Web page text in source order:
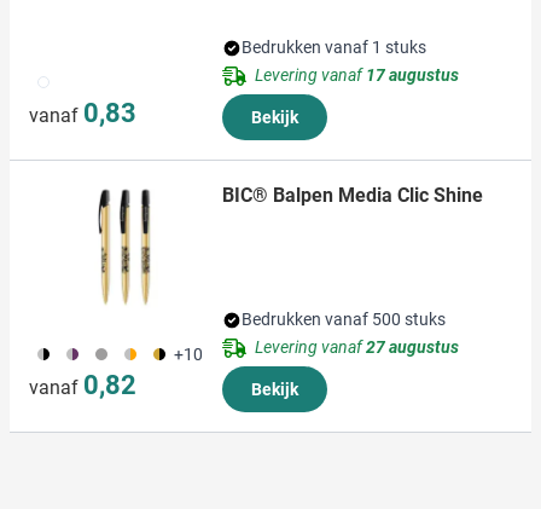
002
vanaf 0,83
Bedrukken vanaf 1 stuks
Levering vanaf17 augustus
Bekijk
282 161 173 162 250 +10
vanaf 0,82
BIC® Balpen Media Clic Shine
Bedrukken vanaf 500 stuks
Levering vanaf27 augustus
Bekijk